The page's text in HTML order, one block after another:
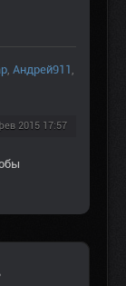
, Андрей911 ,
2015 17:57